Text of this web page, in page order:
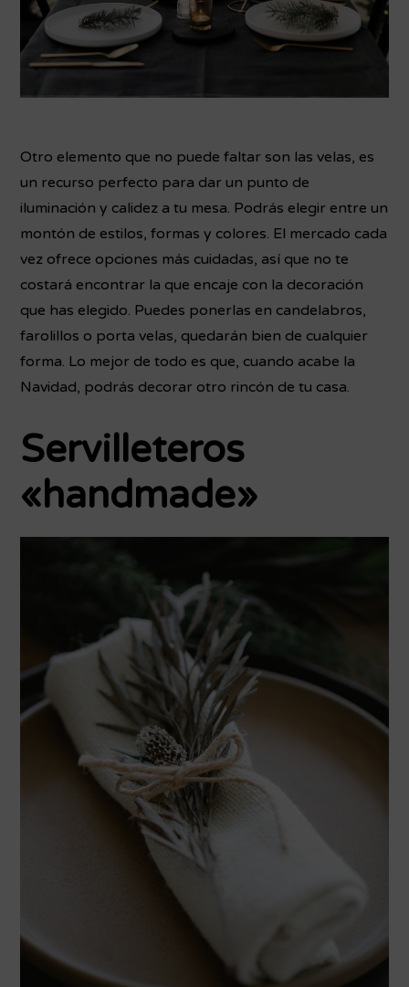
Otro elemento que no puede faltar son las velas, es
un recurso perfecto para dar un punto de
iluminación y calidez a tu mesa. Podrás elegir entre un
montón de estilos, formas y colores. El mercado cada
vez ofrece opciones más cuidadas, así que no te
costará encontrar la que encaje con la decoración
que has elegido. Puedes ponerlas en candelabros,
farolillos o porta velas, quedarán bien de cualquier
forma. Lo mejor de todo es que, cuando acabe la
Navidad, podrás decorar otro rincón de tu casa.
Servilleteros
«handmade»